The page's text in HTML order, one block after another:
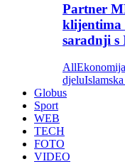
Partner
klijentima
saradnji s
AllEkonomija
djelu
Globus
Sport
WEB
TECH
FOTO
VIDEO